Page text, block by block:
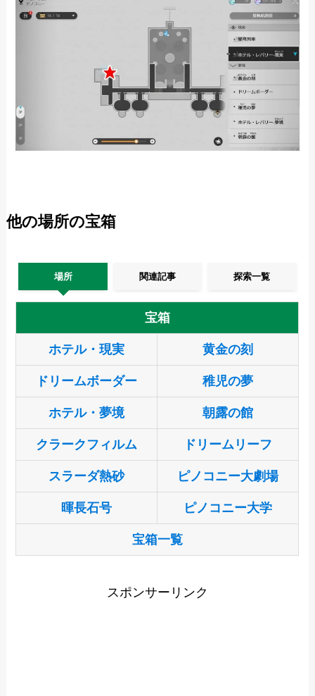
他の場所の宝箱
場所 関連記事 探索一覧
宝箱
ホテル・現実 黄金の刻
ドリームボーダー 稚児の夢
ホテル・夢境 朝露の館
クラークフィルム ドリームリーフ
スラーダ熱砂 ピノコニー大劇場
暉長石号 ピノコニー大学
宝箱一覧
スポンサーリンク